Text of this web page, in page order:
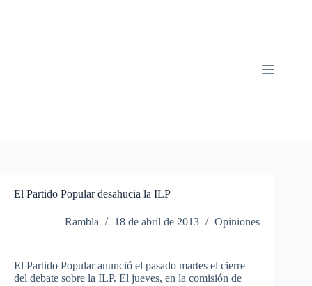
El Partido Popular desahucia la ILP
Rambla 18 de abril de 2013 Opiniones
El Partido Popular anunció el pasado martes el cierre
del debate sobre la ILP. El jueves, en la comisión de